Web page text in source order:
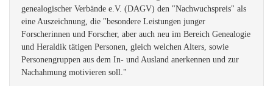
genealogischer Verbände e.V. (DAGV) den "Nachwuchspreis" als
eine Auszeichnung, die "besondere Leistungen junger
Forscherinnen und Forscher, aber auch neu im Bereich Genealogie
und Heraldik tätigen Personen, gleich welchen Alters, sowie
Personengruppen aus dem In- und Ausland anerkennen und zur
Nachahmung motivieren soll."